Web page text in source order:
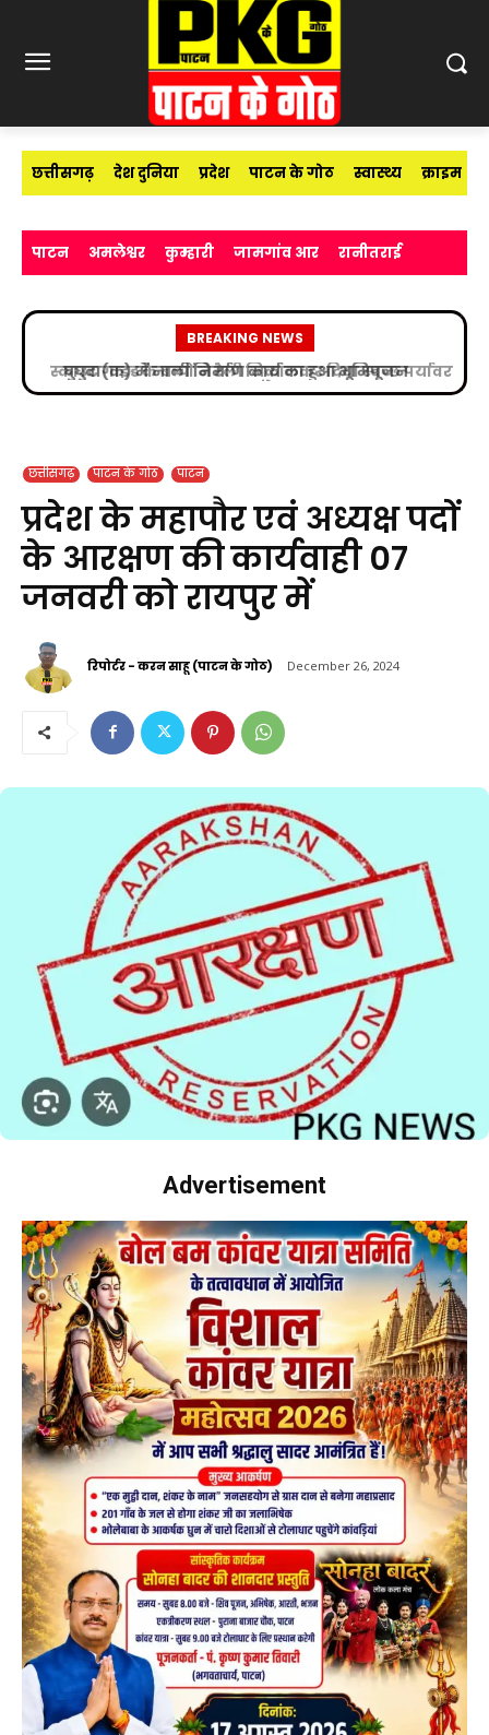
छत्तीसगढ़ देश दुनिया प्रदेश पाटन के गोठ स्वास्थ्य क्राइम
पाटन अमलेश्वर कुम्हारी जामगांव आर रानीतराई
BREAKING NEWS
स्काउट गाइड के बच्चों ने रैली निकालकर दिया स्वच्छ पर्यावरण
का संदेश
छत्तीसगढ़ पाटन के गोठ पाटन
प्रदेश के महापौर एवं अध्यक्ष पदों
के आरक्षण की कार्यवाही 07
जनवरी को रायपुर में
रिपोर्टर - करन साहू (पाटन के गोठ) December 26, 2024
Advertisement